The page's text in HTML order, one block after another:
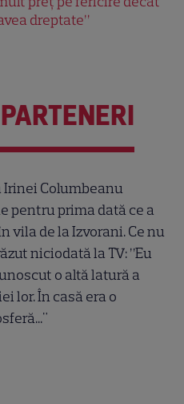
dreptate”
Irinei Columbeanu
pentru prima dată ce a
vila de la Izvorani. Ce nu
niciodată la TV: ”Eu
o altă latură a
lor. În casă era o